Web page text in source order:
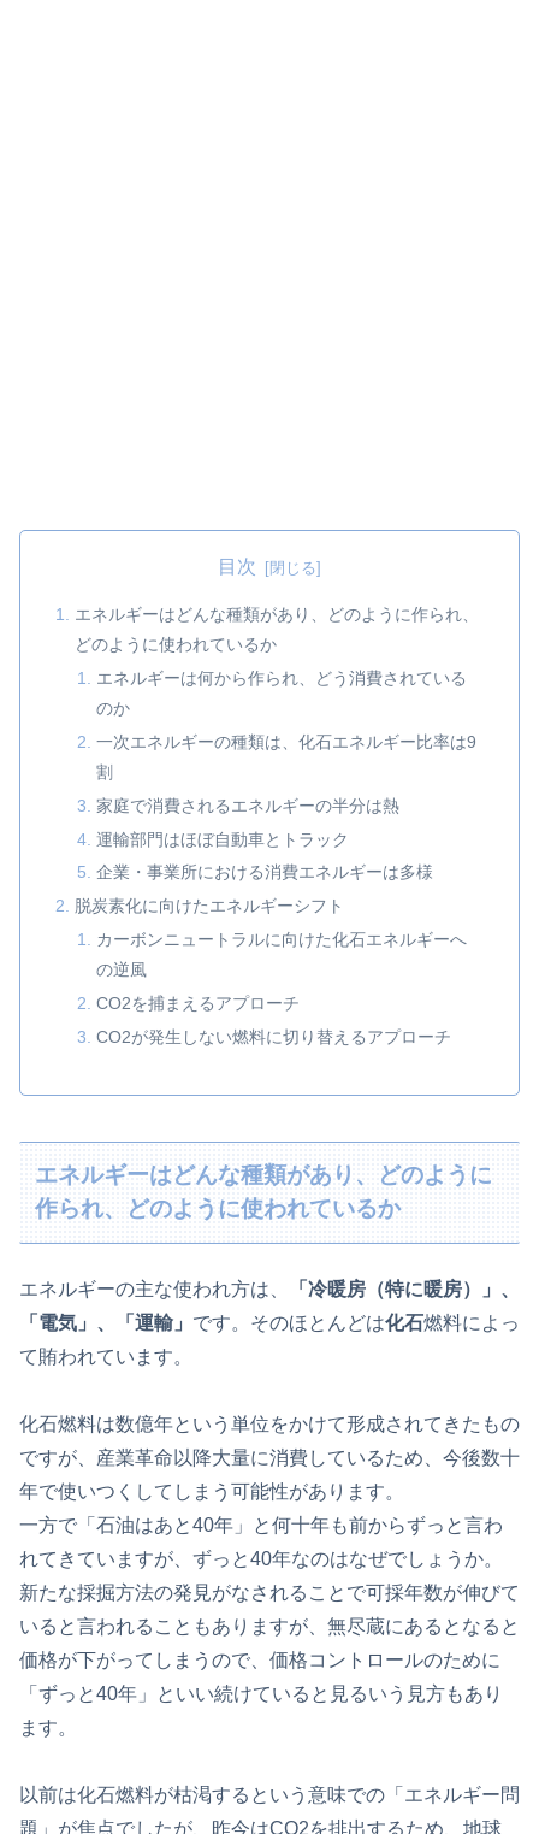
目次
エネルギーはどんな種類があり、どのように作られ、
どのように使われているか
エネルギーは何から作られ、どう消費されている
のか
一次エネルギーの種類は、化石エネルギー比率は9
割
家庭で消費されるエネルギーの半分は熱
運輸部門はほぼ自動車とトラック
企業・事業所における消費エネルギーは多様
脱炭素化に向けたエネルギーシフト
カーボンニュートラルに向けた化石エネルギーへ
の逆風
CO2を捕まえるアプローチ
CO2が発生しない燃料に切り替えるアプローチ
エネルギーはどんな種類があり、どのように
作られ、どのように使われているか
エネルギーの主な使われ方は、
「冷暖房（特に暖房）」、
「電気」、「運輸」 です。そのほとんどは化石燃料によっ
て賄われています。
化石燃料は数億年という単位をかけて形成されてきたもの
ですが、産業革命以降大量に消費しているため、今後数十
年で使いつくしてしまう可能性があります。
一方で「石油はあと40年」と何十年も前からずっと言わ
れてきていますが、ずっと40年なのはなぜでしょうか。
新たな採掘方法の発見がなされることで可採年数が伸びて
いると言われることもありますが、無尽蔵にあるとなると
価格が下がってしまうので、価格コントロールのために
「ずっと40年」といい続けていると見るいう見方もあり
ます。
以前は化石燃料が枯渇するという意味での「エネルギー問
題」が焦点でしたが、昨今はCO2を排出するため、地球